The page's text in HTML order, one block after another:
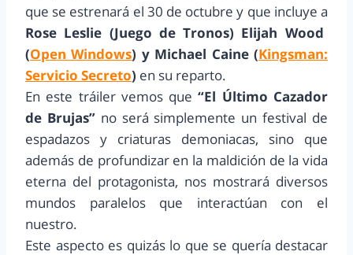
que se estrenará el 30 de octubre y que incluye a
Rose Leslie (Juego de Tronos) Elijah Wood
(Open Windows) y Michael Caine (Kingsman:
Servicio Secreto) en su reparto.
En este tráiler vemos que“El Último Cazador
de Brujas” no será simplemente un festival de
espadazos y criaturas demoniacas, sino que
además de profundizar en la maldición de la vida
eterna del protagonista, nos mostrará diversos
mundos paralelos que interactúan con el
nuestro.
Este aspecto es quizás lo que se quería destacar